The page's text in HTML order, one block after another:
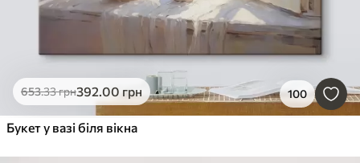
653.33грн392.00 грн 100
Букет у вазі біля вікна